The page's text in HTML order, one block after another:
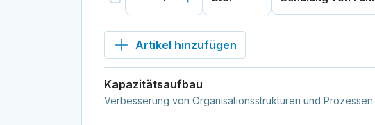
Artikel hinzufügen
Kapazitätsaufbau
Verbesserung von Organisationsstrukturen und Prozessen.